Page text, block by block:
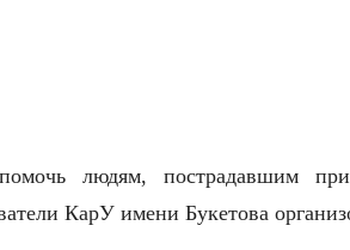
людям, пострадавшим
КарУ имени Букетова